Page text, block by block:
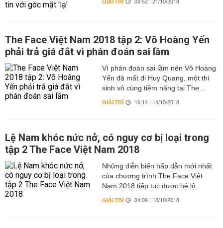
04:52 | 21/10/2018
The Face Việt Nam 2018 tập 2: Võ Hoàng Yến
phải trả giá đắt vì phán đoán sai lầm
Vì phán đoán sai lầm nên Võ Hoàng
Yến đã mất đi Huy Quang, một thí
sinh vô cùng tiềm năng tại The...
GIẢI TRÍ 16:14 | 14/10/2018
Lệ Nam khóc nức nở, có nguy cơ bị loại trong
tập 2 The Face Việt Nam 2018
Những diễn biến hấp dẫn mới nhất
của chương trình The Face Việt
Nam 2018 tiếp tục được hé lộ.
GIẢI TRÍ 04:09 | 13/10/2018